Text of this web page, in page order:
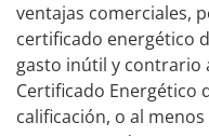
ventajas comerciales,
certificado energético
gasto inútil y contrario
Certificado Energético
calificación, o al